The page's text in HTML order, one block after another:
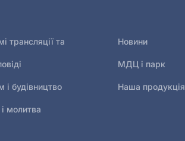
трансляції та
і будівництво
і молитва
Новини
МДЦ і парк
Наша продукція